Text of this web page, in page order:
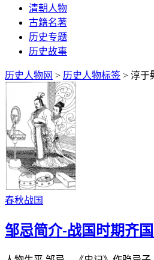
清朝人物
古籍名著
历史专题
历史故事
历史人物网 > 历史人物标签 > 淳于
春秋战国
邹忌简介-战国时期齐